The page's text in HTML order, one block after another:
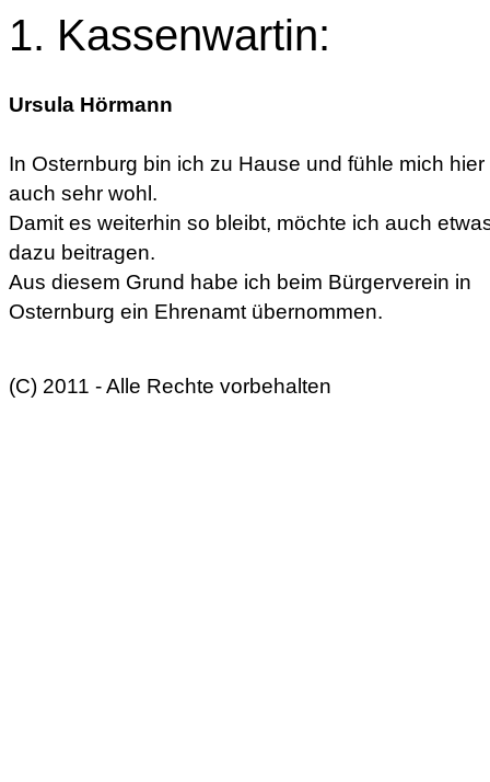
1. Kassenwartin:
Ursula Hörmann
In Osternburg bin ich zu Hause und fühle mich hier
auch sehr wohl.
Damit es weiterhin so bleibt, möchte ich auch
dazu beitragen.
Aus diesem Grund habe ich beim Bürgerverein in
Osternburg ein Ehrenamt übernommen.
(C) 2011 - Alle Rechte vorbehalten